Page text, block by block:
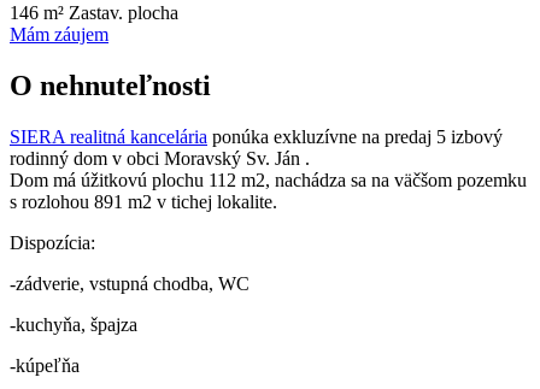
146 m² Zastav. plocha
Mám záujem
O nehnuteľnosti
SIERA realitná kancelária ponúka exkluzívne na predaj 5 izbový
rodinný dom v obci Moravský Sv. Ján .
Dom má úžitkovú plochu 112 m2, nachádza sa na väčšom pozemku
s rozlohou 891 m2 v tichej lokalite.
Dispozícia:
-zádverie, vstupná chodba, WC
-kuchyňa, špajza
-kúpeľňa